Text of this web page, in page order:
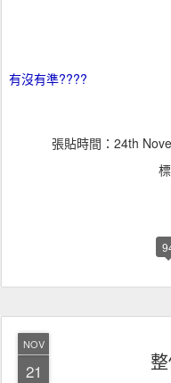
有沒有準????
張貼時間： 24th
NOV
21